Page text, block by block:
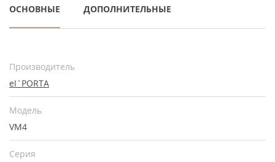
ОСНОВНЫЕ ДОПОЛНИТЕЛЬНЫЕ
Производитель
el`PORTA
Модель
VM4
Серия